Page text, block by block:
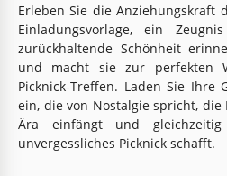
Erleben Sie die Anziehungskraft
Einladungsvorlage, ein
zurückhaltende Schönheit
und macht sie zur perfekten
Picknick-Treffen. Laden Sie Ihre
ein, die von Nostalgie spricht, die
Ära einfängt und
unvergessliches Picknick schafft.